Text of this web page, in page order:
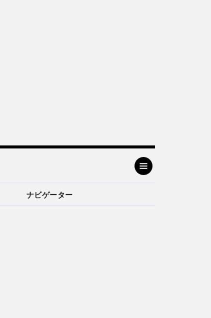
ナビゲーター